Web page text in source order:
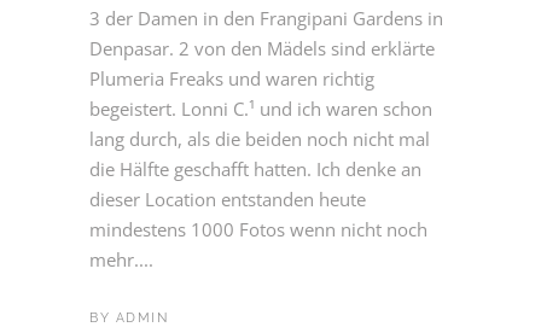
3 der Damen in den Frangipani Gardens in
Denpasar. 2 von den Mädels sind erklärte
Plumeria Freaks und waren richtig
begeistert. Lonni C.¹ und ich waren schon
lang durch, als die beiden noch nicht mal
die Hälfte geschafft hatten. Ich denke an
dieser Location entstanden heute
mindestens 1000 Fotos wenn nicht noch
mehr....
BY ADMIN